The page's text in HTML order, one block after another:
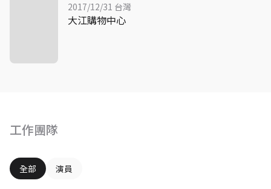
工作團隊
全部 演員
2017/12/31 台灣
大江購物中心